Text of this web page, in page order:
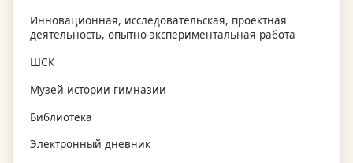
Инновационная, исследовательская, проектная
деятельность, опытно-экспериментальная работа
ШСК
Музей истории гимназии
Библиотека
Электронный дневник